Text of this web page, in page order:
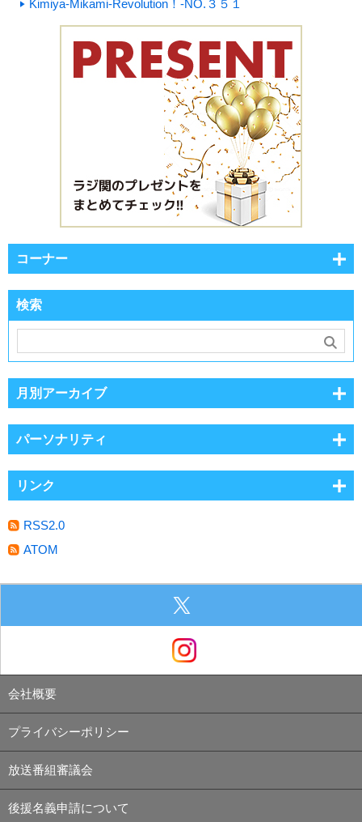
Kimiya-Mikami-Revolution！-NO.３５１
コーナー
検索
月別アーカイブ
パーソナリティ
リンク
RSS2.0
ATOM
会社概要
プライバシーポリシー
放送番組審議会
後援名義申請について